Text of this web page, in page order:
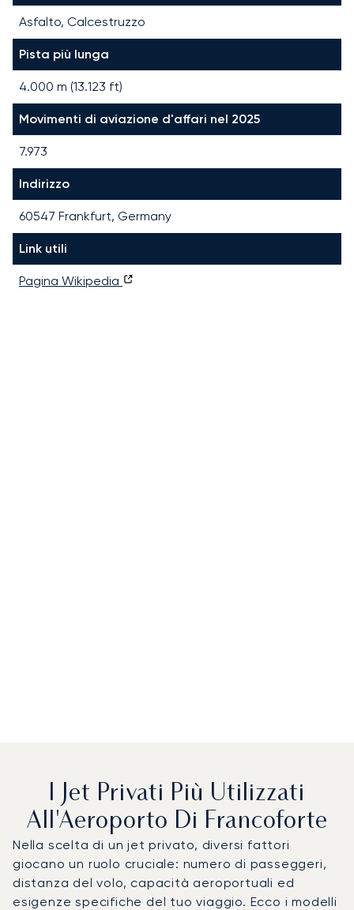
Asfalto, Calcestruzzo
Pista più lunga
4.000 m (13.123 ft)
Movimenti di aviazione d'affari nel 2025
7.973
Indirizzo
60547 Frankfurt, Germany
Link utili
Pagina Wikipedia
I Jet Privati Più Utilizzati
All'Aeroporto Di Francoforte
Nella scelta di un jet privato, diversi fattori
giocano un ruolo cruciale: numero di passeggeri,
distanza del volo, capacità aeroportuali ed
esigenze specifiche del tuo viaggio. Ecco i modelli